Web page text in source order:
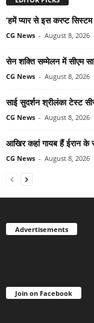
‘हमें प्यार से इस करप्ट सिस्टम
CG News - August 8, 2026
सेन शक्ति सम्मेलन में सीएम
CG News - August 8, 2026
साई सुदर्शन श्रीलंका टेस्ट
CG News - August 8, 2026
आखिर कहां गायब हैं ईरान के
CG News - August 8, 2026
Advertisements
Join on Facebook